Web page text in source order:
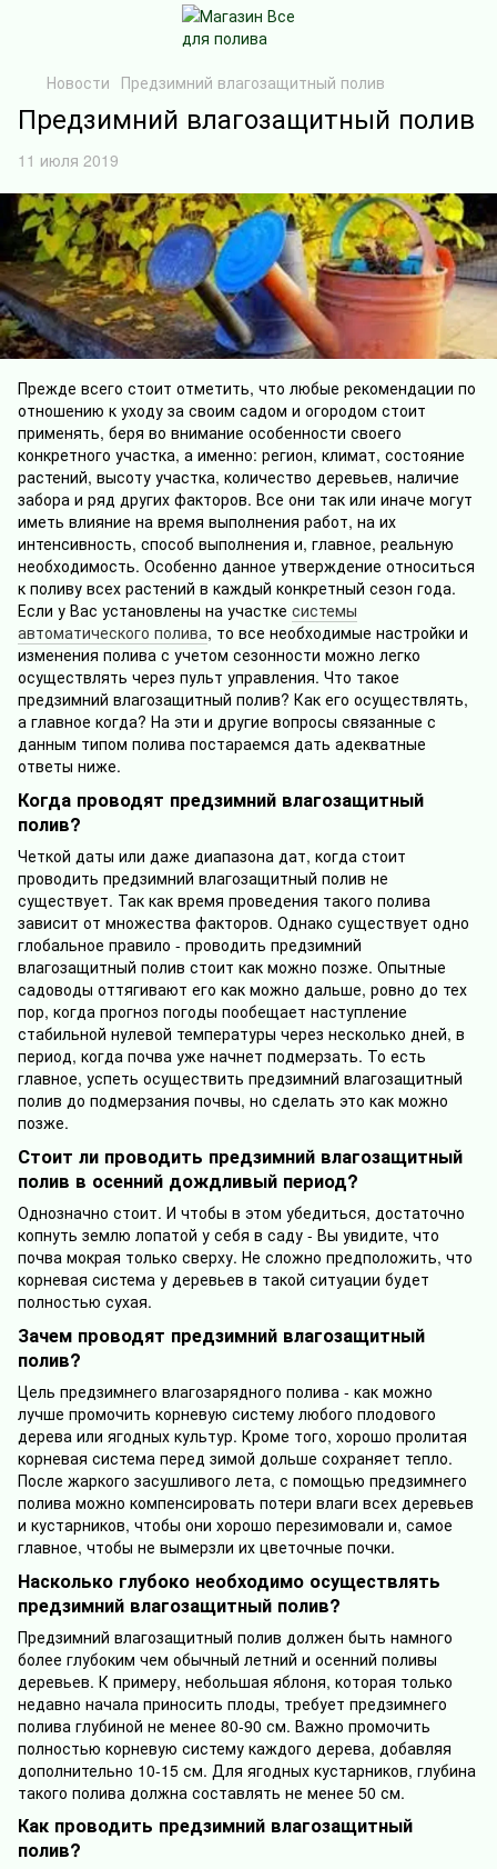
Новости Предзимний влагозащитный полив
Предзимний влагозащитный полив
11 июля 2019
Прежде всего стоит отметить, что любые рекомендации по
отношению к уходу за своим садом и огородом стоит
применять, беря во внимание особенности своего
конкретного участка, а именно: регион, климат, состояние
растений, высоту участка, количество деревьев, наличие
забора и ряд других факторов. Все они так или иначе могут
иметь влияние на время выполнения работ, на их
интенсивность, способ выполнения и, главное, реальную
необходимость. Особенно данное утверждение относиться
к поливу всех растений в каждый конкретный сезон года.
Если у Вас установлены на участке системы
автоматического полива, то все необходимые настройки и
изменения полива с учетом сезонности можно легко
осуществлять через пульт управления. Что такое
предзимний влагозащитный полив? Как его осуществлять,
а главное когда? На эти и другие вопросы связанные с
данным типом полива постараемся дать адекватные
ответы ниже.
Когда проводят предзимний влагозащитный
полив?
Четкой даты или даже диапазона дат, когда стоит
проводить предзимний влагозащитный полив не
существует. Так как время проведения такого полива
зависит от множества факторов. Однако существует одно
глобальное правило - проводить предзимний
влагозащитный полив стоит как можно позже. Опытные
садоводы оттягивают его как можно дальше, ровно до тех
пор, когда прогноз погоды пообещает наступление
стабильной нулевой температуры через несколько дней, в
период, когда почва уже начнет подмерзать. То есть
главное, успеть осуществить предзимний влагозащитный
полив до подмерзания почвы, но сделать это как можно
позже.
Стоит ли проводить предзимний влагозащитный
полив в осенний дождливый период?
Однозначно стоит. И чтобы в этом убедиться, достаточно
копнуть землю лопатой у себя в саду - Вы увидите, что
почва мокрая только сверху. Не сложно предположить, что
корневая система у деревьев в такой ситуации будет
полностью сухая.
Зачем проводят предзимний влагозащитный
полив?
Цель предзимнего влагозарядного полива - как можно
лучше промочить корневую систему любого плодового
дерева или ягодных культур. Кроме того, хорошо пролитая
корневая система перед зимой дольше сохраняет тепло.
После жаркого засушливого лета, с помощью предзимнего
полива можно компенсировать потери влаги всех деревьев
и кустарников, чтобы они хорошо перезимовали и, самое
главное, чтобы не вымерзли их цветочные почки.
Насколько глубоко необходимо осуществлять
предзимний влагозащитный полив?
Предзимний влагозащитный полив должен быть намного
более глубоким чем обычный летний и осенний поливы
деревьев. К примеру, небольшая яблоня, которая только
недавно начала приносить плоды, требует предзимнего
полива глубиной не менее 80-90 см. Важно промочить
полностью корневую систему каждого дерева, добавляя
дополнительно 10-15 см. Для ягодных кустарников, глубина
такого полива должна составлять не менее 50 см.
Как проводить предзимний влагозащитный
полив?